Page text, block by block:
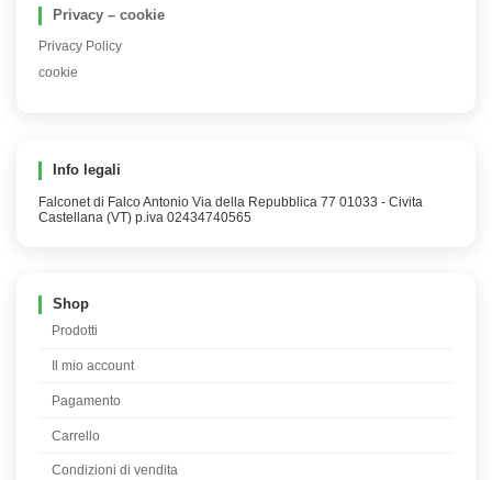
Privacy – cookie
Privacy Policy
cookie
Info legali
Falconet di Falco Antonio Via della Repubblica 77 01033 - Civita
Castellana (VT) p.iva 02434740565
Shop
Prodotti
Il mio account
Pagamento
Carrello
Condizioni di vendita